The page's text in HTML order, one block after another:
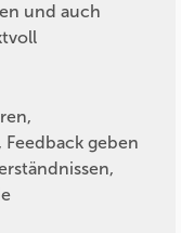
und auch
geben